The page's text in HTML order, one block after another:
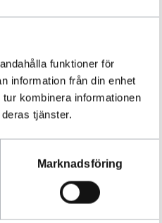
funktioner för
information från din enhet
kombinera informationen
tjänster.
Marknadsföring